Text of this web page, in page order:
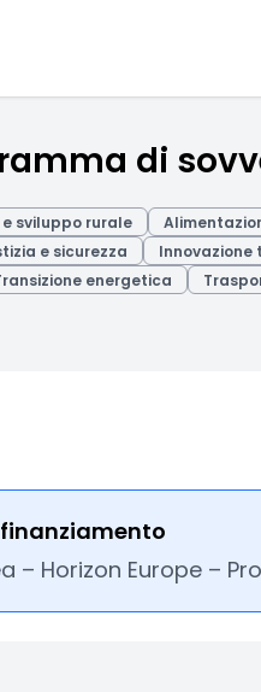
di
sviluppo rurale
e sicurezza Innovazione
energetica
– Horizon Europe –